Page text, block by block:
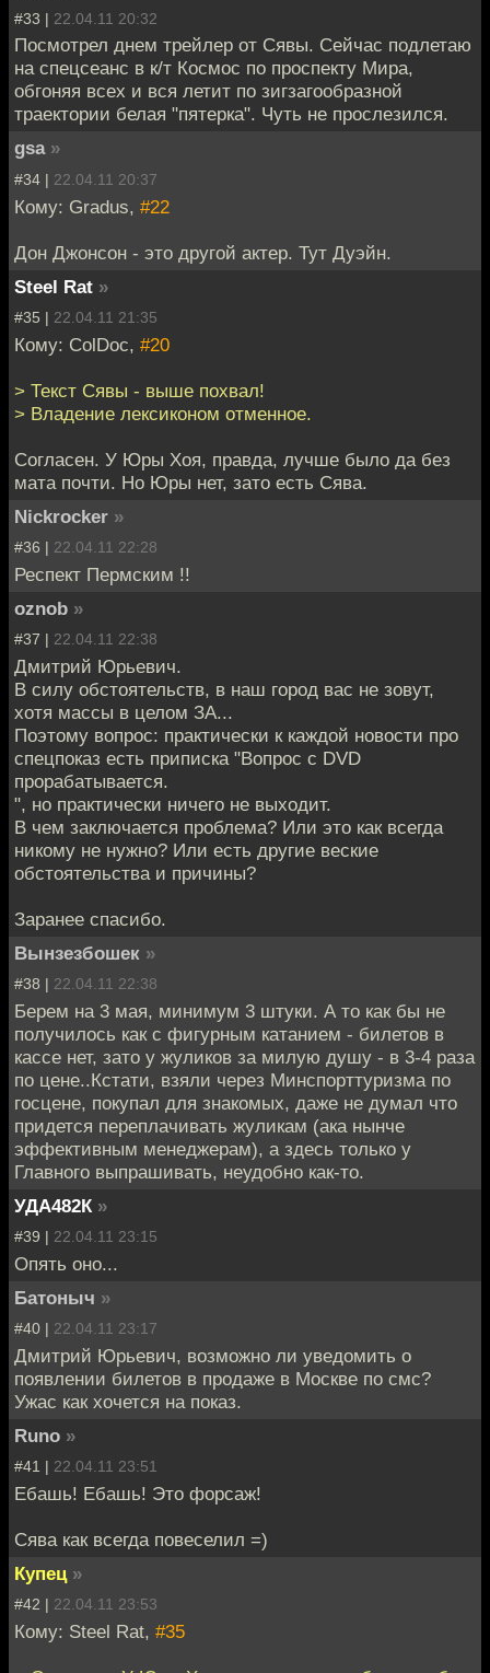
#33 | 22.04.11 20:32
Посмотрел днем трейлер от Сявы. Сейчас подлетаю
на спецсеанс в к/т Космос по проспекту Мира,
обгоняя всех и вся летит по зигзагообразной
траектории белая "пятерка". Чуть не прослезился.
gsa »
#34 | 22.04.11 20:37
Кому: Gradus, #22
Дон Джонсон - это другой актер. Тут Дуэйн.
Steel Rat »
#35 | 22.04.11 21:35
Кому: ColDoc, #20
> Текст Сявы - выше похвал!
> Владение лексиконом отменное.
Согласен. У Юры Хоя, правда, лучше было да без
мата почти. Но Юры нет, зато есть Сява.
Nickrocker »
#36 | 22.04.11 22:28
Респект Пермским !!
oznob »
#37 | 22.04.11 22:38
Дмитрий Юрьевич.
В силу обстоятельств, в наш город вас не зовут,
хотя массы в целом ЗА...
Поэтому вопрос: практически к каждой новости про
спецпоказ есть приписка "Вопрос с DVD
прорабатывается.
", но практически ничего не выходит.
В чем заключается проблема? Или это как всегда
никому не нужно? Или есть другие веские
обстоятельства и причины?
Заранее спасибо.
Вынзезбошек »
#38 | 22.04.11 22:38
Берем на 3 мая, минимум 3 штуки. А то как бы не
получилось как с фигурным катанием - билетов в
кассе нет, зато у жуликов за милую душу - в 3-4 раза
по цене..Кстати, взяли через Минспорттуризма по
госцене, покупал для знакомых, даже не думал что
придется переплачивать жуликам (ака нынче
эффективным менеджерам), а здесь только у
Главного выпрашивать, неудобно как-то.
УДА482К »
#39 | 22.04.11 23:15
Опять оно...
Батоныч »
#40 | 22.04.11 23:17
Дмитрий Юрьевич, возможно ли уведомить о
появлении билетов в продаже в Москве по смс?
Ужас как хочется на показ.
Runo »
#41 | 22.04.11 23:51
Ебашь! Ебашь! Это форсаж!
Сява как всегда повеселил =)
Купец »
#42 | 22.04.11 23:53
Кому: Steel Rat, #35